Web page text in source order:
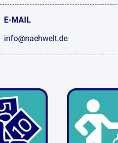
E-MAIL
info@naehwelt.de